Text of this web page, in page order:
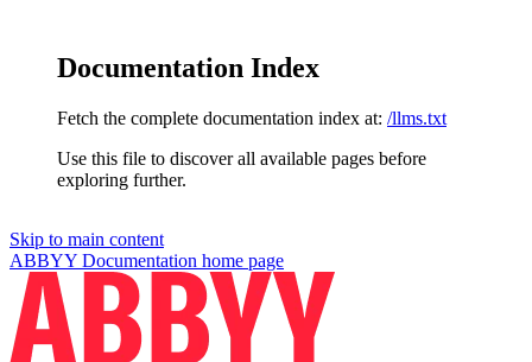
Documentation Index
Fetch the complete documentation index at: /llms.txt
Use this file to discover all available pages before
exploring further.
Skip to main content
ABBYY Documentation home page